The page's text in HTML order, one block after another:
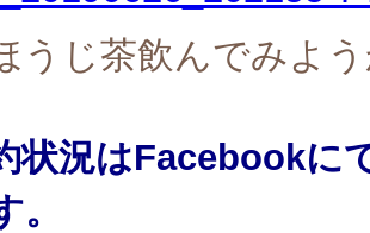
うじ茶飲んでみよ
状況はFacebookに
。